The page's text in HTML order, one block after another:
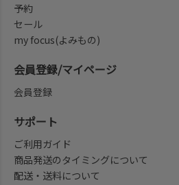
予約
セール
my focus(よみもの)
会員登録/マイページ
会員登録
サポート
ご利用ガイド
商品発送のタイミングについて
配送・送料について